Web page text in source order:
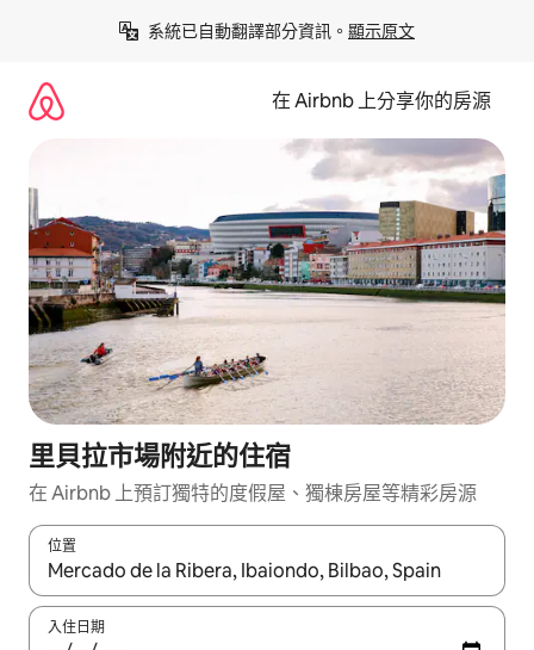
系統已自動翻譯部分資訊。 顯示原文
在 Airbnb 上分享你的房源
里貝拉市場附近的住宿
在 Airbnb 上預訂獨特的度假屋、獨棟房屋等精彩房源
位置
如有搜尋結果，瀏覽內容時請使用上下箭頭，或輕點、滑動裝置。
入住日期